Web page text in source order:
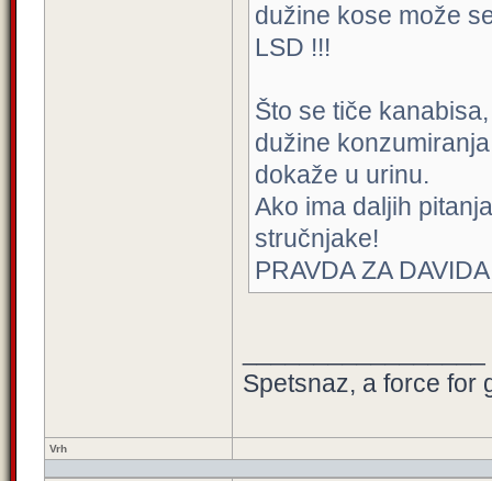
dužine kose može
LSD !!!
Što se tiče
dužine
dokaže u urinu.
Ako ima daljih
stručnjake!
PRAVDA ZA
Spetsnaz, a force for
Vrh